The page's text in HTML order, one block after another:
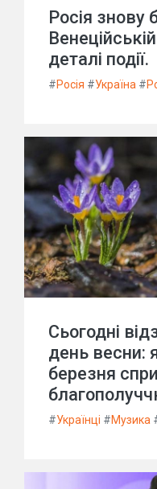
Росія знову
деталі події.
#Росія #Україна #
Сьогодні
день весни:
березня
#Українці #Музика